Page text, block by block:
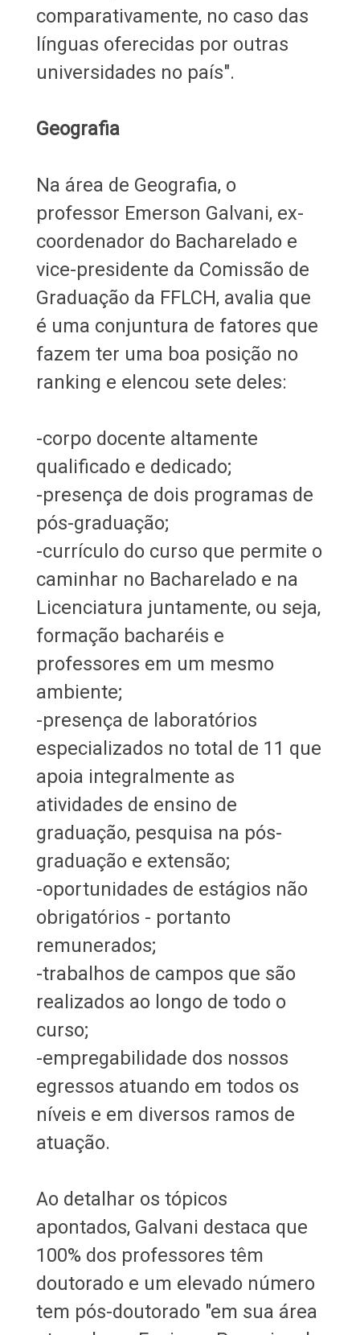
comparativamente, no caso das
línguas oferecidas por outras
universidades no país".
Geografia
Na área de Geografia, o
professor Emerson Galvani, ex-
coordenador do Bacharelado e
vice-presidente da Comissão de
Graduação da FFLCH, avalia que
é uma conjuntura de fatores que
fazem ter uma boa posição no
ranking e elencou sete deles:
-corpo docente altamente
qualificado e dedicado;
-presença de dois programas de
pós-graduação;
-currículo do curso que permite o
caminhar no Bacharelado e na
Licenciatura juntamente, ou seja,
formação bacharéis e
professores em um mesmo
ambiente;
-presença de laboratórios
especializados no total de 11 que
apoia integralmente as
atividades de ensino de
graduação, pesquisa na pós-
graduação e extensão;
-oportunidades de estágios não
obrigatórios - portanto
remunerados;
-trabalhos de campos que são
realizados ao longo de todo o
curso;
-empregabilidade dos nossos
egressos atuando em todos os
níveis e em diversos ramos de
atuação.
Ao detalhar os tópicos
apontados, Galvani destaca que
100% dos professores têm
doutorado e um elevado número
tem pós-doutorado "em sua área